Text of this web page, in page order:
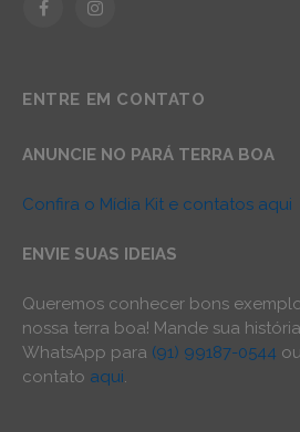
FacebookInstagram
ENTRE EM CONTATO
ANUNCIE NO PARÁ TERRA BOA
Confira o Mídia Kit e contatos aqui
ENVIE SUAS IDEIAS
Queremos conhecer bons
nossa terra boa! Mande sua
WhatsApp para (91) 99187-0544
contato aqui.